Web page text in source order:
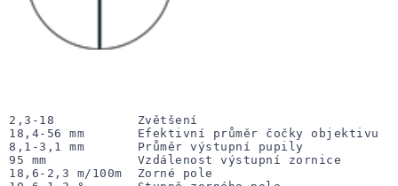
2,3-18           Zvětšení
18,4-56 mm       Efektivní průměr čočky objektivu
8,1-3,1 mm       Průměr výstupní pupily
95 mm            Vzdálenost výstupní zornice
18,6-2,3 m/100m  Zorné pole